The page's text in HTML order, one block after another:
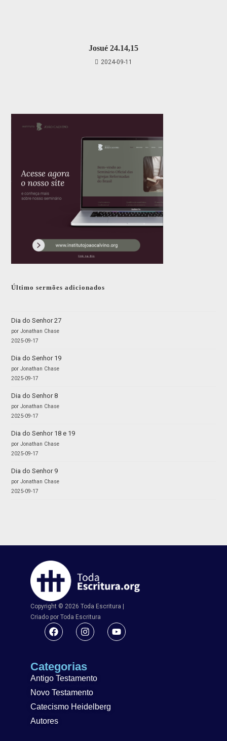
Josué 24.14,15
2024-09-11
Último sermões adicionados
Dia do Senhor 27
por Jonathan Chase
2025-09-17
Dia do Senhor 19
por Jonathan Chase
2025-09-17
Dia do Senhor 8
por Jonathan Chase
2025-09-17
Dia do Senhor 18 e 19
por Jonathan Chase
2025-09-17
Dia do Senhor 9
por Jonathan Chase
2025-09-17
Copyright © 2026 Toda Escritura |
Criado por Toda Escritura
Categorias
Antigo Testamento
Novo Testamento
Catecismo Heidelberg
Autores